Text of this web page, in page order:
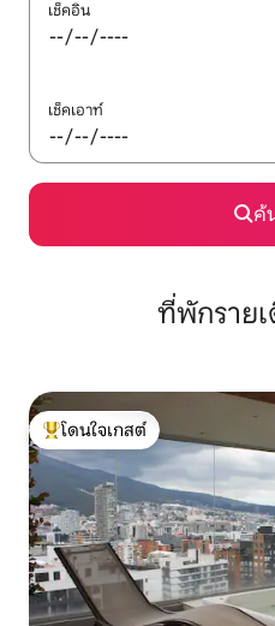
เช็คอิน
เช็คเอาท์
ค้
ที่พักราย
โดนใจเกสต์ที่สุด
โดนใจเกสต์